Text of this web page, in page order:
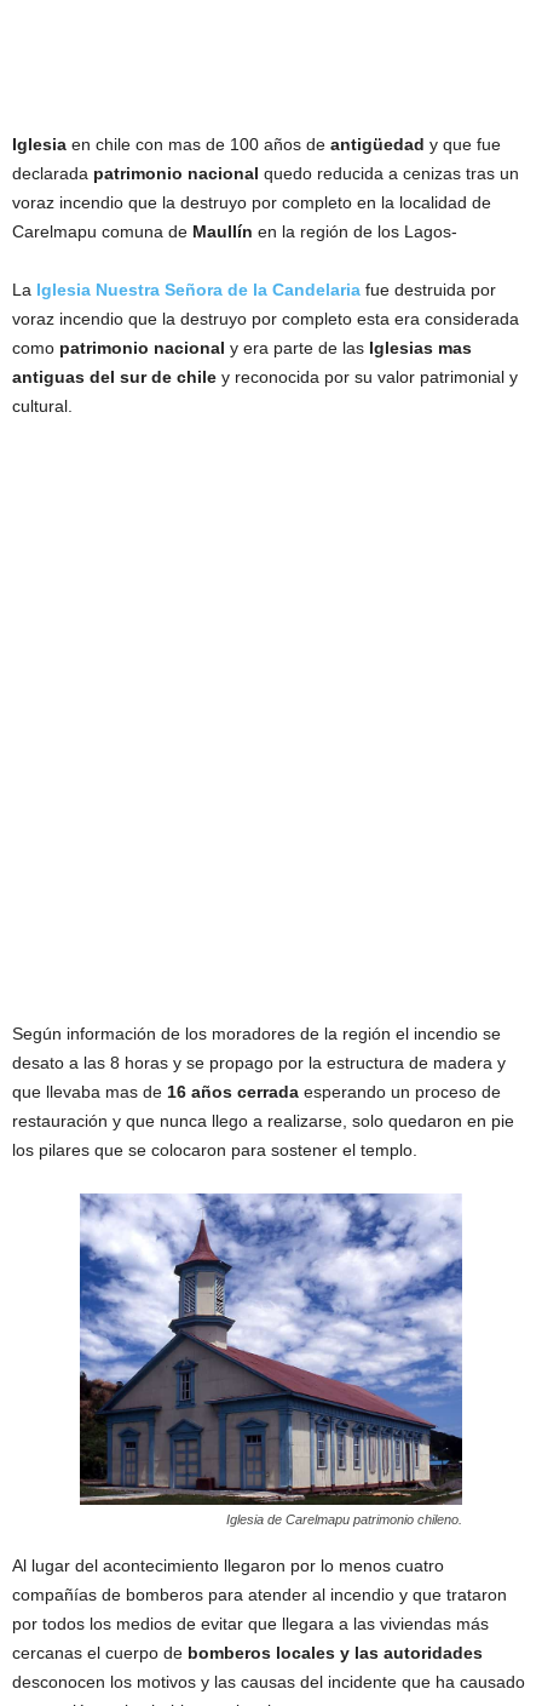
Iglesia en chile con mas de 100 años de antigüedad y que fue
declarada patrimonio nacional quedo reducida a cenizas tras un
voraz incendio que la destruyo por completo en la localidad de
Carelmapu comuna de Maullín en la región de los Lagos-
La Iglesia Nuestra Señora de la Candelaria fue destruida por
voraz incendio que la destruyo por completo esta era considerada
como patrimonio nacional y era parte de las Iglesias mas
antiguas del sur de chile y reconocida por su valor patrimonial y
cultural.
Según información de los moradores de la región el incendio se
desato a las 8 horas y se propago por la estructura de madera y
que llevaba mas de 16 años cerrada esperando un proceso de
restauración y que nunca llego a realizarse, solo quedaron en pie
los pilares que se colocaron para sostener el templo.
Iglesia de Carelmapu patrimonio chileno.
Al lugar del acontecimiento llegaron por lo menos cuatro
compañías de bomberos para atender al incendio y que trataron
por todos los medios de evitar que llegara a las viviendas más
cercanas el cuerpo de bomberos locales y las autoridades
desconocen los motivos y las causas del incidente que ha causado